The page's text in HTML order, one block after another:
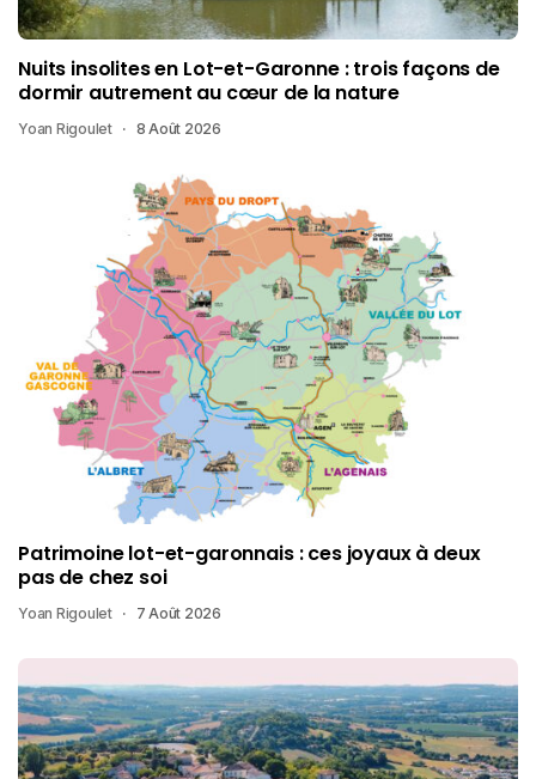
Nuits insolites en Lot-et-Garonne : trois façons de
dormir autrement au cœur de la nature
Yoan Rigoulet 8 Août 2026
Patrimoine lot-et-garonnais : ces joyaux à deux
pas de chez soi
Yoan Rigoulet 7 Août 2026